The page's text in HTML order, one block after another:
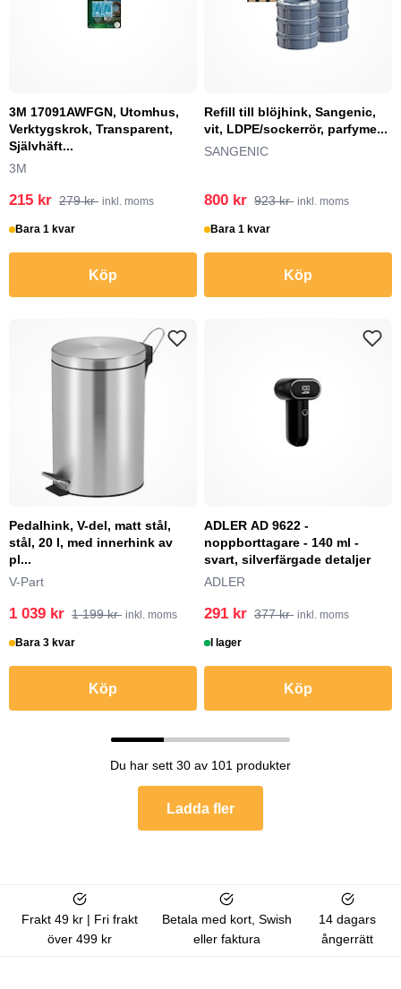
3M 17091AWFGN, Utomhus,
Verktygskrok, Transparent,
Självhäft...
3M
215 kr 279 kr inkl. moms
Bara 1 kvar
Köp
Refill till blöjhink, Sangenic,
vit, LDPE/sockerrör, parfyme...
SANGENIC
800 kr 923 kr inkl. moms
Bara 1 kvar
Köp
Pedalhink, V-del, matt stål,
stål, 20 l, med innerhink av
pl...
V-Part
1 039 kr 1 199 kr inkl. moms
Bara 3 kvar
Köp
ADLER AD 9622 -
noppborttagare - 140 ml -
svart, silverfärgade detaljer
ADLER
291 kr 377 kr inkl. moms
I lager
Köp
Du har sett 30 av 101 produkter
Ladda fler
Frakt 49 kr | Fri frakt
över 499 kr
Betala med kort, Swish
eller faktura
14 dagars
ångerrätt